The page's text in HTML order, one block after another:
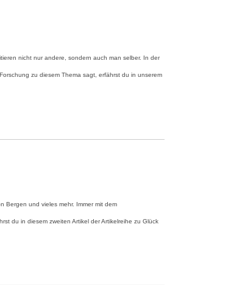
nicht nur andere, sondern auch man selber. In der
zu diesem Thema sagt, erfährst du in unserem
Bergen und vieles mehr. Immer mit dem
du in diesem zweiten Artikel der Artikelreihe zu Glück